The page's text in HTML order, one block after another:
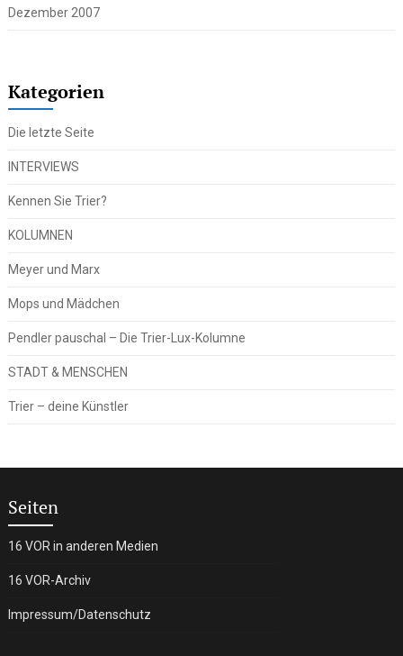
Dezember 2007
Kategorien
Die letzte Seite
INTERVIEWS
Kennen Sie Trier?
KOLUMNEN
Meyer und Marx
Mops und Mädchen
Pendler pauschal – Die Trier-Lux-Kolumne
STADT & MENSCHEN
Trier – deine Künstler
Seiten
16 VOR in anderen Medien
16 VOR-Archiv
Impressum/Datenschutz